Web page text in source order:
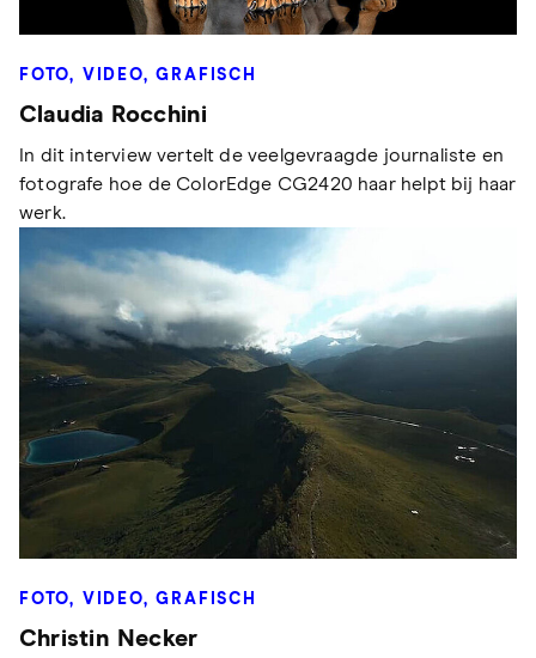
FOTO, VIDEO, GRAFISCH
Claudia Rocchini
In dit interview vertelt de veelgevraagde journaliste en
fotografe hoe de ColorEdge CG2420 haar helpt bij haar
werk.
FOTO, VIDEO, GRAFISCH
Christin Necker